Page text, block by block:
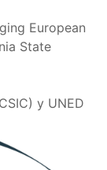
European
State
y UNED